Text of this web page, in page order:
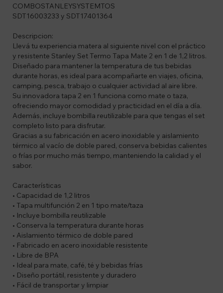
COMBOSTANLEYSYSTEMTOS
SDT16003233 y SDT17401364
Descripcion:
Llevá tu experiencia matera al siguiente nivel con el práctico
y resistente Stanley Set Termo Tapa Mate 2 en 1 de 1,2 litros.
Diseñado para mantener la temperatura de tus bebidas
durante horas, es ideal para acompañarte en viajes, oficina,
camping, pesca, trabajo o cualquier actividad al aire libre.
Su innovadora tapa 2 en 1 funciona como mate o taza,
ofreciendo mayor comodidad y practicidad en el día a día.
Además, incluye bombilla reutilizable para que tengas el set
completo listo para disfrutar.
Gracias a su fabricación en acero inoxidable y aislamiento
térmico al vacío de doble pared, conserva bebidas calientes
o frías por mucho más tiempo, manteniendo la calidad y el
sabor.
Características
• Capacidad de 1,2 litros
• Tapa multifunción 2 en 1 tipo mate/taza
• Incluye bombilla reutilizable
• Conserva la temperatura durante horas
• Aislamiento térmico de doble pared
• Fabricado en acero inoxidable resistente
• Libre de BPA
• Ideal para mate, café, té y bebidas frías
• Diseño portátil, resistente y duradero
• Fácil de transportar y limpiar